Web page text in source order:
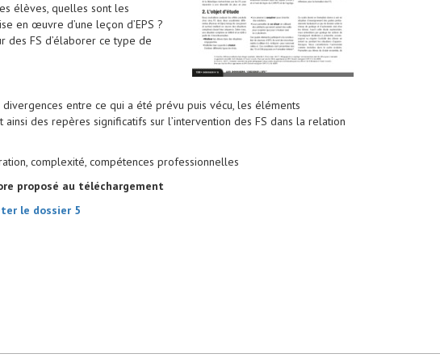
élèves, quelles sont les
en œuvre d’une leçon d’EPS ?
FS d’élaborer ce type de
entre ce qui a été prévu puis vécu, les éléments
des repères significatifs sur l’intervention des FS dans la relation
complexité, compétences professionnelles
proposé au téléchargement
le dossier 5